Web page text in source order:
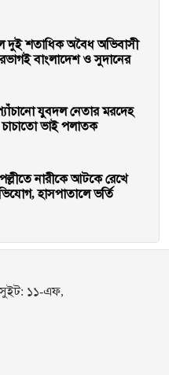
দুই শতাধিক অবৈধ অভিবাসী
বাংলাদেশ ও সুদানের
যুবদল নেতার মরদেহ
ভাই পলাতক
নারীকে আটকে রেখে
হাসপাতালে ভর্তি
সুইট: ১১-এফ,